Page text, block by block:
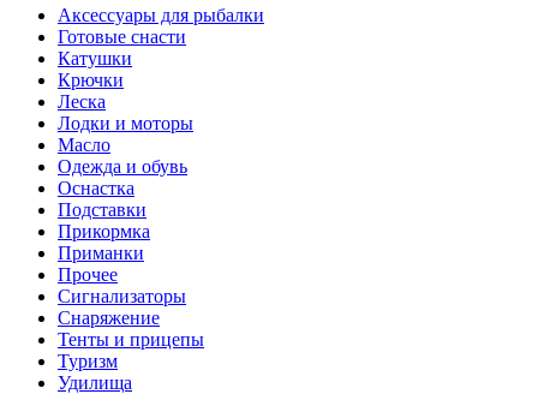
Аксессуары для рыбалки
Готовые снасти
Катушки
Крючки
Леска
Лодки и моторы
Масло
Одежда и обувь
Оснастка
Подставки
Прикормка
Приманки
Прочее
Сигнализаторы
Снаряжение
Тенты и прицепы
Туризм
Удилища